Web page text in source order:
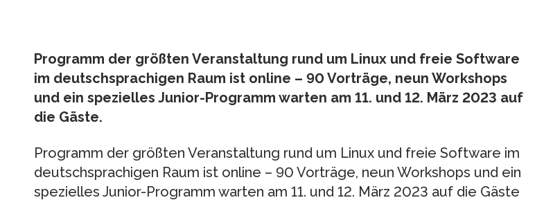
Programm der größten Veranstaltung rund um Linux und freie Software
im deutschsprachigen Raum ist online – 90 Vorträge, neun Workshops
und ein spezielles Junior-Programm warten am 11. und 12. März 2023 auf
die Gäste.
Programm der größten Veranstaltung rund um Linux und freie Software im
deutschsprachigen Raum ist online – 90 Vorträge, neun Workshops und ein
spezielles Junior-Programm warten am 11. und 12. März 2023 auf die Gäste